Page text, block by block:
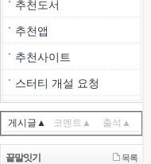
추천도서
추천앱
추천사이트
스터티 개설 요청
게시글▲ 코멘트▲ 출석▲
끝말잇기 목록